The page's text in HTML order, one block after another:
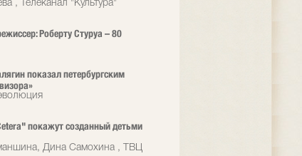
, Телеканал "Культура"
Роберту Стуруа – 80
показал петербургским
покажут созданный детьми
Дина Самохина , ТВЦ